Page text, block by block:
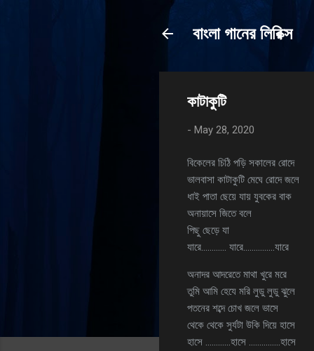
বাংলা গানের লিরিক্স
কাটাকুটি
- May 28, 2020
বিকেলের চিঠি পড়ি সকালের রোদে
ভালবাসা কাটাকুটি মেঘে রোদে জলে
ধাই পাতা ছেয়ে যায় যুবকের বাক
অনায়াসে জিতে বলে
পিছু ছেড়ে যা
যারে………… যারে……………যারে
অনাদর আদরেতে মাথা খুরে মরে
তুমি আমি হেযে মরি লুডু লুডু ঝুলে
পতনের শব্দে চোখ জলে ভাসে
থেকে থেকে সুর্যটা উকি দিয়ে হাসে
হাসে …………হাসে ……………হাসে